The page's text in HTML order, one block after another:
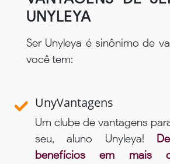
UNYLEYA
Ser Unyleya é sinônimo de
você tem:
UnyVantagens
Um clube de vantagens
seu, aluno Unyleya!
benefícios em mais